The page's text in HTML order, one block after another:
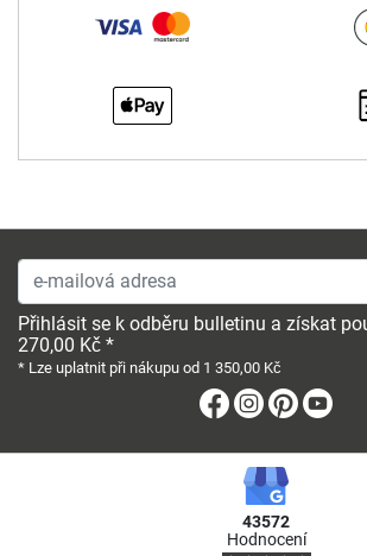
e-mailová adresa
Přihlásit se k odběru bulletinu a získat
270,00 Kč *
* Lze uplatnit při nákupu od 1 350,00 Kč
Facebook
Instagram
Pinterest
43572
Hodnocení